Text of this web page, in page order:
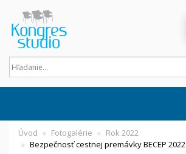
Úvod Fotogalérie
Rok 2022
Bezpečnosť cestnej premávky BECEP 2022